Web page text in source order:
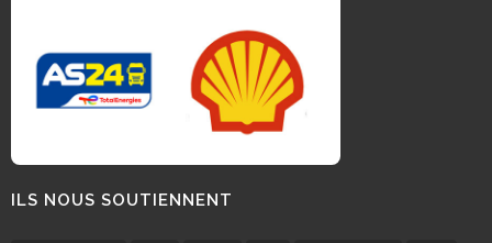
ILS NOUS SOUTIENNENT